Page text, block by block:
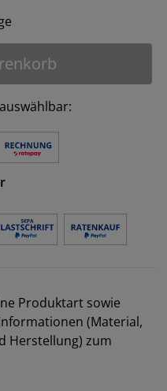
Produktart sowie
(Material,
Herstellung) zum